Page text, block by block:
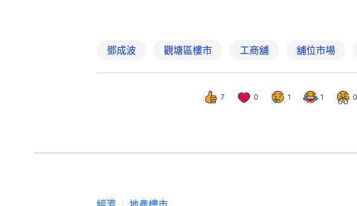
鄧成波 觀塘區樓市 工商舖 舖位市場
7 0 1 1 0